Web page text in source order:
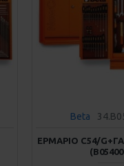
Beta
ΕΡΜΆΡΙΟ C54/